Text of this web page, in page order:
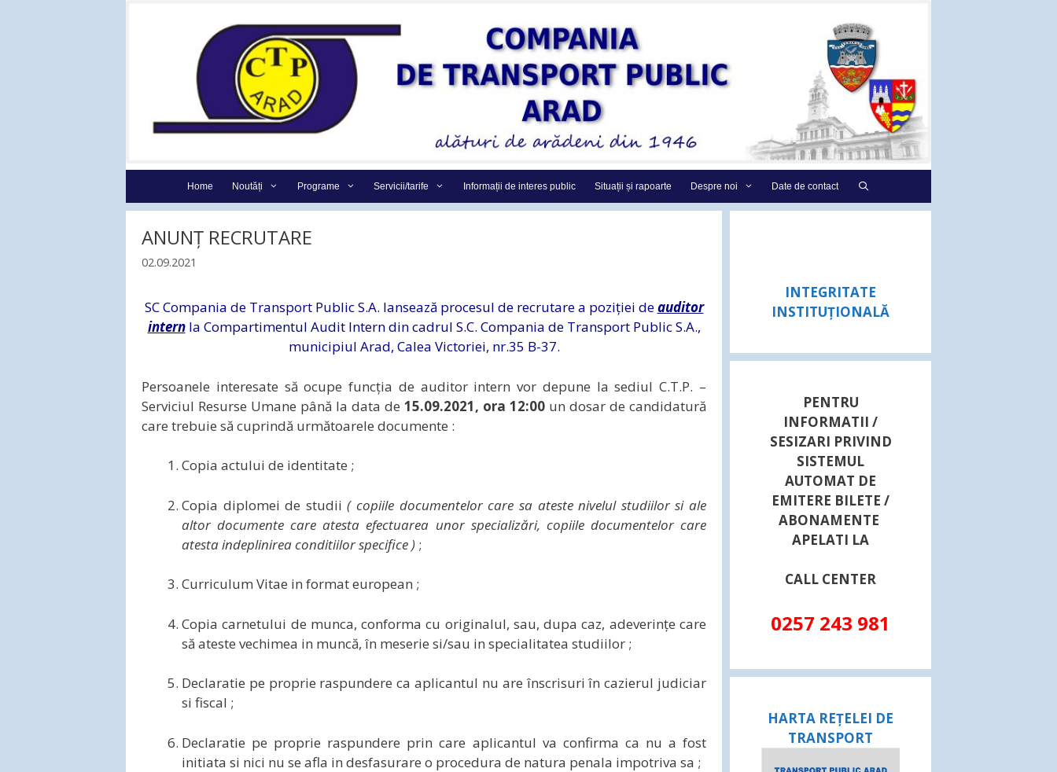
Home Noutăți Programe Servicii/tarife Informații de interes public Situații și rapoarte Despre noi Date de contact
ANUNȚ RECRUTARE
02.09.2021
SC Compania de Transport Public S.A. lansează procesul de recrutare a poziției deauditor
internla Compartimentul Audit Intern din cadrul S.C. Compania de Transport Public S.A.,
municipiul Arad, Calea Victoriei, nr.35 B-37.
Persoanele interesate să ocupe funcția de auditor intern vor depune la sediul C.T.P. –
Serviciul Resurse Umane până la data de 15.09.2021, ora 12:00 un dosar de candidatură
care trebuie să cuprindă următoarele documente :
Copia actului de identitate ;
Copia diplomei de studii( copiile documentelor care sa ateste nivelul studiilor si ale
altor documente care atesta efectuarea unor specializări, copiile documentelor care
atesta indeplinirea conditiilor specifice ) ;
Curriculum Vitae in format european ;
Copia carnetului de munca, conforma cu originalul, sau, dupa caz, adeverințe care
să ateste vechimea in muncă, în meserie si/sau in specialitatea studiilor ;
Declaratie pe proprie raspundere ca aplicantul nu are înscrisuri în cazierul judiciar
si fiscal ;
Declaratie pe proprie raspundere prin care aplicantul va confirma ca nu a fost
initiata si nici nu se afla in desfasurare o procedura de natura penala impotriva sa ;
INTEGRITATE
INSTITUȚIONALĂ
PENTRU
INFORMATII /
SESIZARI PRIVIND
SISTEMUL
AUTOMAT DE
EMITERE BILETE /
ABONAMENTE
APELATI LA
CALL CENTER
0257 243 981
HARTA REȚELEI DE
TRANSPORT